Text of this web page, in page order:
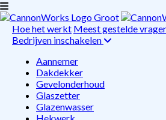
Hoe het werkt Meest gestelde
Bedrijven inschakelen
Aannemer
Dakdekker
Gevelonderhoud
Glaszetter
Glazenwasser